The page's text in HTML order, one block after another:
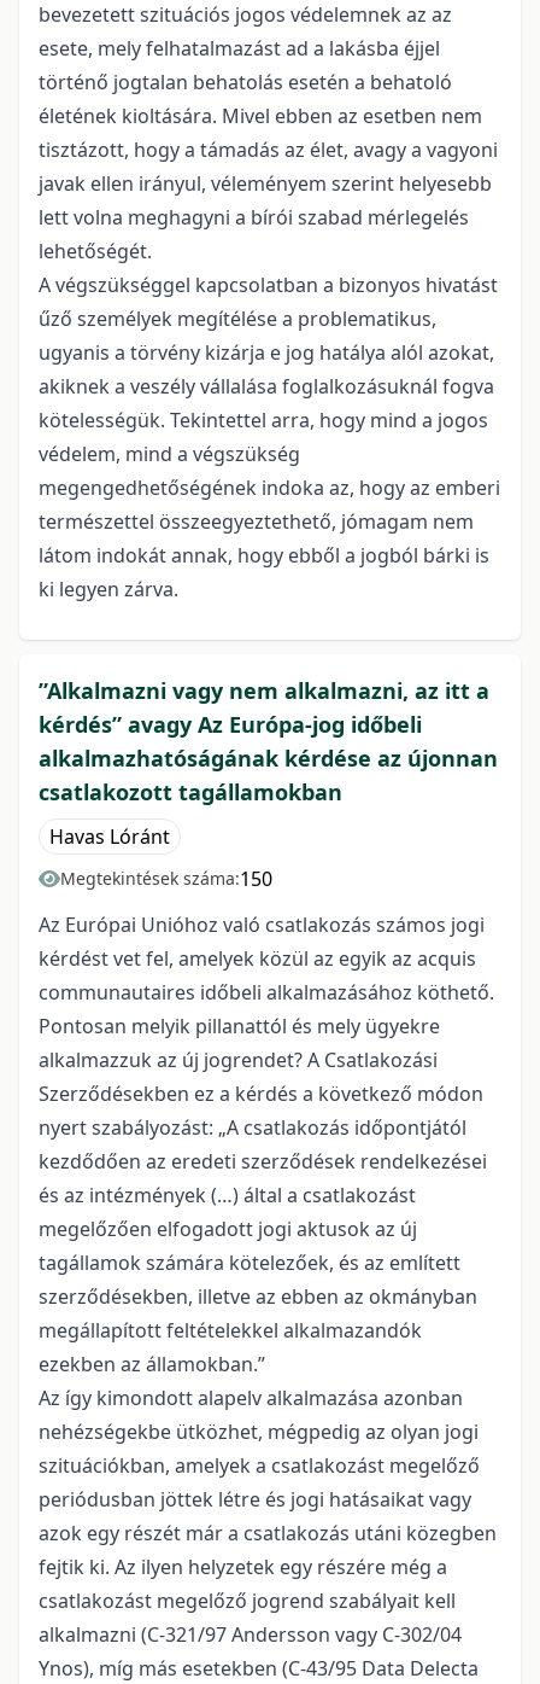
bevezetett szituációs jogos védelemnek az az
esete, mely felhatalmazást ad a lakásba éjjel
történő jogtalan behatolás esetén a behatoló
életének kioltására. Mivel ebben az esetben nem
tisztázott, hogy a támadás az élet, avagy a vagyoni
javak ellen irányul, véleményem szerint helyesebb
lett volna meghagyni a bírói szabad mérlegelés
lehetőségét.
A végszükséggel kapcsolatban a bizonyos hivatást
űző személyek megítélése a problematikus,
ugyanis a törvény kizárja e jog hatálya alól azokat,
akiknek a veszély vállalása foglalkozásuknál fogva
kötelességük. Tekintettel arra, hogy mind a jogos
védelem, mind a végszükség
megengedhetőségének indoka az, hogy az emberi
természettel összeegyeztethető, jómagam nem
látom indokát annak, hogy ebből a jogból bárki is
ki legyen zárva.
”Alkalmazni vagy nem alkalmazni, az itt a
kérdés” avagy Az Európa-jog időbeli
alkalmazhatóságának kérdése az újonnan
csatlakozott tagállamokban
Havas Lóránt
Megtekintések száma:150
Az Európai Unióhoz való csatlakozás számos jogi
kérdést vet fel, amelyek közül az egyik az acquis
communautaires időbeli alkalmazásához köthető.
Pontosan melyik pillanattól és mely ügyekre
alkalmazzuk az új jogrendet? A Csatlakozási
Szerződésekben ez a kérdés a következő módon
nyert szabályozást: „A csatlakozás időpontjától
kezdődően az eredeti szerződések rendelkezései
és az intézmények (…) által a csatlakozást
megelőzően elfogadott jogi aktusok az új
tagállamok számára kötelezőek, és az említett
szerződésekben, illetve az ebben az okmányban
megállapított feltételekkel alkalmazandók
ezekben az államokban.”
Az így kimondott alapelv alkalmazása azonban
nehézségekbe ütközhet, mégpedig az olyan jogi
szituációkban, amelyek a csatlakozást megelőző
periódusban jöttek létre és jogi hatásaikat vagy
azok egy részét már a csatlakozás utáni közegben
fejtik ki. Az ilyen helyzetek egy részére még a
csatlakozást megelőző jogrend szabályait kell
alkalmazni (C-321/97 Andersson vagy C-302/04
Ynos), míg más esetekben (C-43/95 Data Delecta